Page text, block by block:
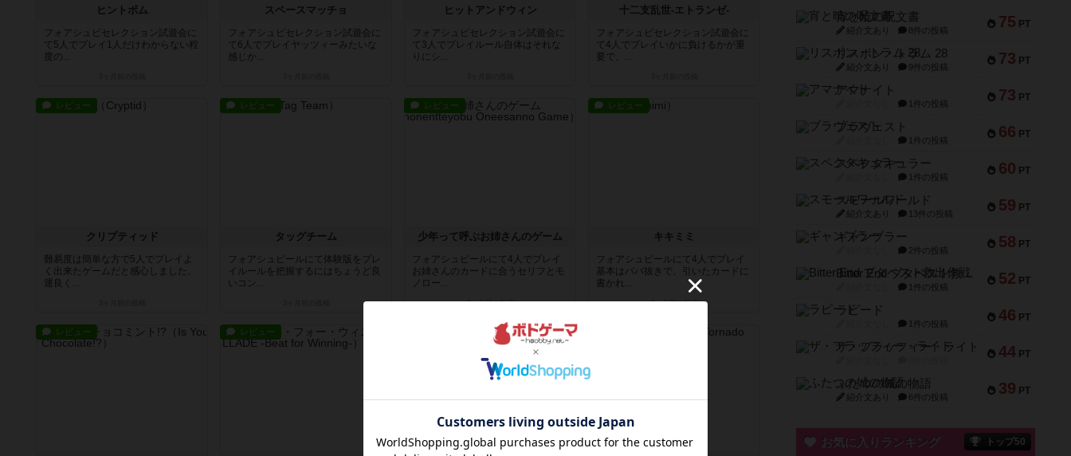
ヒントボム
フォアシュピセレクション試遊会に
て5人でプレイ1人だけわからない程
度の...
スペースマッチョ
フォアシュピセレクション試遊会に
て6人でプレイヤッツィーみたいな
感じか...
ヒットアンドウィン
フォアシュピセレクション試遊会に
て3人でプレイルール自体はそれな
りにシ...
十二支乱世-エトランゼ-
フォアシュピセレクション試遊会に
て4人でプレイいかに負けるかが重
要で、...
レビュー
クリプティッド
難易度は簡単な方で5人でプレイよ
く出来たゲームだと感心しました。
運良く...
レビュー
タッグチーム
フォアシュピールにて体験版をプレ
イルールを把握するにはちょうど良
いコン...
レビュー
少年って呼ぶお姉さんのゲーム
フォアシュピールにて4人でプレイ
お姉さんのカードに合うセリフとモ
ノロー...
3ヶ月前の投稿
レビュー
キキミミ
フォアシュピールにて4人でプレイ
基本はババ抜きで、引いたカードに
書かれ...
3ヶ月前の投稿
レビュー レビュー
75 PT
宵と暁の呪文書
紹介文あり 8件の投稿
73 PT
リスボン・トラム 28
紹介文あり 9件の投稿
73 PT
アマナイト
1件の投稿
66 PT
ブラヴェスト
1件の投稿
60 PT
スペクタキュラー
1件の投稿
59 PT
スモールワールド
紹介文あり 13件の投稿
58 PT
ギャンブラー
2件の投稿
52 PT
Bitter End ブタペスト救出作戦
1件の投稿
46 PT
ラピード
1件の投稿
44 PT
ザ・フラッフィー・ライト
39 PT
ふたつの城の物語
紹介文あり 6件の投稿
お気に入りランキング トップ50